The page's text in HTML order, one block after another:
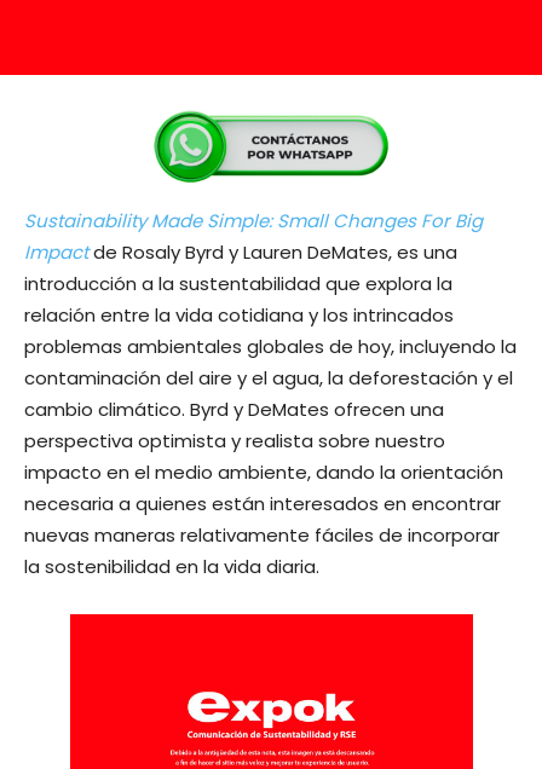
Sustainability Made Simple: Small Changes For Big
Impactde Rosaly Byrd y Lauren DeMates, es una
introducción a la sustentabilidad que explora la
relación entre la vida cotidiana y los intrincados
problemas ambientales globales de hoy, incluyendo la
contaminación del aire y el agua, la deforestación y el
cambio climático. Byrd y DeMates ofrecen una
perspectiva optimista y realista sobre nuestro
impacto en el medio ambiente, dando la orientación
necesaria a quienes están interesados ​​en encontrar
nuevas maneras relativamente fáciles de incorporar
la sostenibilidad en la vida diaria.